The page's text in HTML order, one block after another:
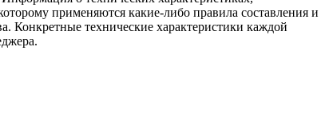
применяются какие-либо правила составления и
Конкретные технические характеристики каждой